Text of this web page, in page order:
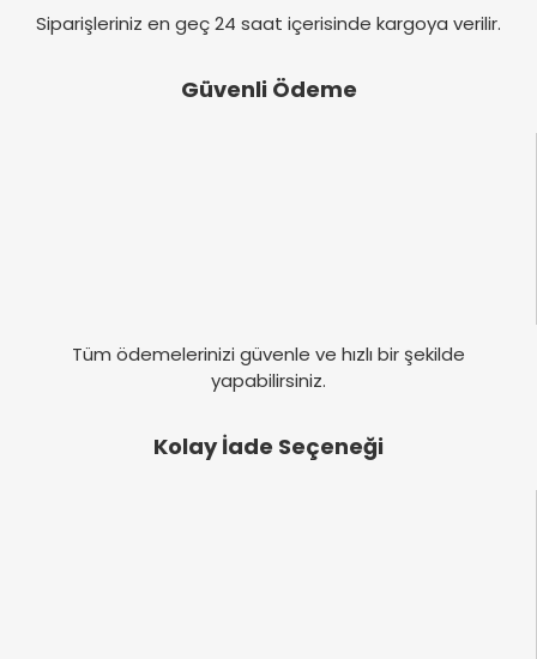
Siparişleriniz en geç 24 saat içerisinde kargoya verilir.
Güvenli Ödeme
Tüm ödemelerinizi güvenle ve hızlı bir şekilde
yapabilirsiniz.
Kolay İade Seçeneği